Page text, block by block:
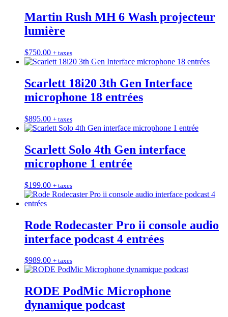
Martin Rush MH 6 Wash projecteur
lumière
$750.00 + taxes
Scarlett 18i20 3th Gen Interface
microphone 18 entrées
$895.00 + taxes
Scarlett Solo 4th Gen interface
microphone 1 entrée
$199.00 + taxes
Rode Rodecaster Pro ii console audio
interface podcast 4 entrées
$989.00 + taxes
RODE PodMic Microphone
dynamique podcast